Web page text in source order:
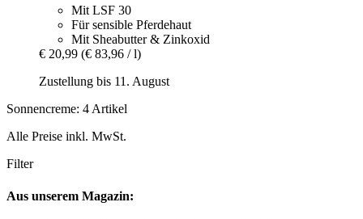
Mit LSF 30
Für sensible Pferdehaut
Mit Sheabutter & Zinkoxid
€ 20,99 (€ 83,96 / l)
Zustellung bis 11. August
Sonnencreme: 4 Artikel
Alle Preise inkl. MwSt.
Filter
Aus unserem Magazin: